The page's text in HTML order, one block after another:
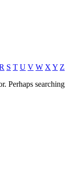
S T U V W X Y Z
Perhaps searching